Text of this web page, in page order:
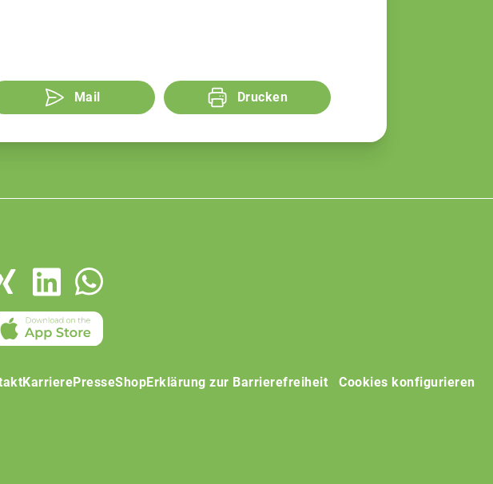
Mail Drucken
KarrierePresseShopErklärung zur Barrierefreiheit Cookies konfigurieren